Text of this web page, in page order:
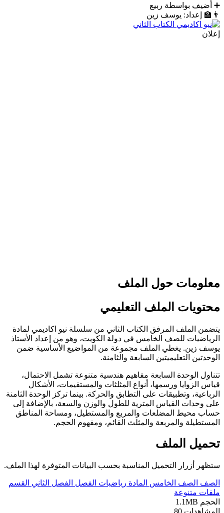
➕
أضيف بواسطة ربيع
👨‍🏫
إعداد: يوسف زين
إعلان
معلومات حول الملف
محتويات الملف التعليمي
يتضمن الملف المرفق الكتاب الثاني من سلسلة نيو اكاديمي لمادة
الرياضيات للصف الخامس في دولة الكويت، وهو من إعداد الأستاذ
يوسف زين. يغطي الملف مجموعة من المواضيع الأساسية ضمن
الوحدتين التعليميتين السابعة والثامنة.
تتناول الوحدة السابعة مفاهيم هندسية متنوعة تشمل الاحتمال،
قياس الزوايا ورسمها، أنواع المثلثات والمستقيمات، الأشكال
الرباعية، وتطبيقات على التطابق والحركة. بينما تركز الوحدة الثامنة
على وحدات القياس المترية للطول والوزن والسعة، بالإضافة إلى
حساب محيط المضلعات والمربع والمستطيل، ومساحة المناطق
المستطيلة والمربعة والمثلث القائم، ومفهوم الحجم.
تحميل الملف
ستظهر أزرار التحميل المناسبة بحسب البيانات المتوفرة لهذا الملف.
الصف الصف الخامس المادة رياضيات الفصل الفصل الثاني
القسم
ملفات متنوعة
الحجم 1.1MB